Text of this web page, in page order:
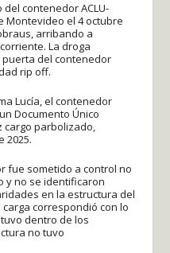
contenedor ACLU-
Montevideo el 4 octubre
arribando a
La droga
del contenedor
rip off.
Lucía, el contenedor
Documento Único
cargo parbolizado,
2025.
fue sometido a control no
y no se identificaron
en la estructura del
correspondió con lo
dentro de los
no tuvo